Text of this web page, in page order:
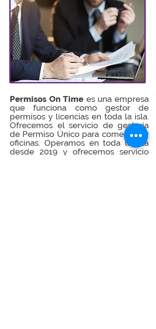
Permisos On Time es una empresa
que funciona como gestor de
permisos y licencias en toda la isla.
Ofrecemos el servicio de gestoría
de Permiso Único para comercios y
oficinas. Operamos en toda la isla
desde 2019 y ofrecemos servicio